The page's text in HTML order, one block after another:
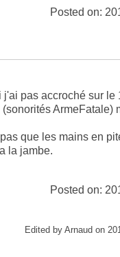
Posted on:
pas accroché sur le
ArmeFatale)
que les mains en
la jambe.
Posted on:
Edited by Arnaud on